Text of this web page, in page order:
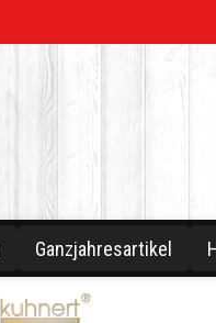
Ganzjahresartikel